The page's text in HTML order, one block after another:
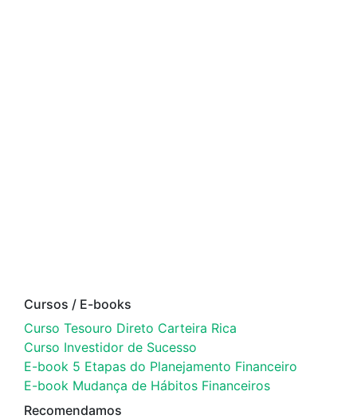
Cursos / E-books
Curso Tesouro Direto Carteira Rica
Curso Investidor de Sucesso
E-book 5 Etapas do Planejamento Financeiro
E-book Mudança de Hábitos Financeiros
Recomendamos